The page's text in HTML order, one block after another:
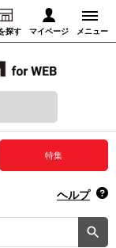
探す マイページ メニュー
録音からさがす
特集
ヘルプ